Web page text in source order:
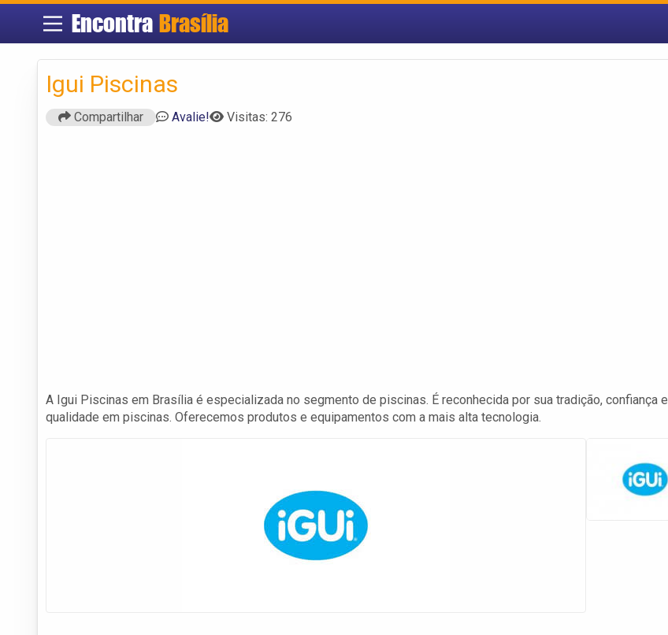
Encontra Brasília
Igui Piscinas
Compartilhar Avalie! Visitas: 276
A Igui Piscinas em Brasília é especializada no segmento de piscinas. É reconhecida por sua tradição, confiança e
qualidade em piscinas. Oferecemos produtos e equipamentos com a mais alta tecnologia.